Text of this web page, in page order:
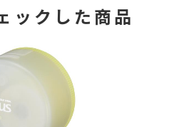
ックした商品